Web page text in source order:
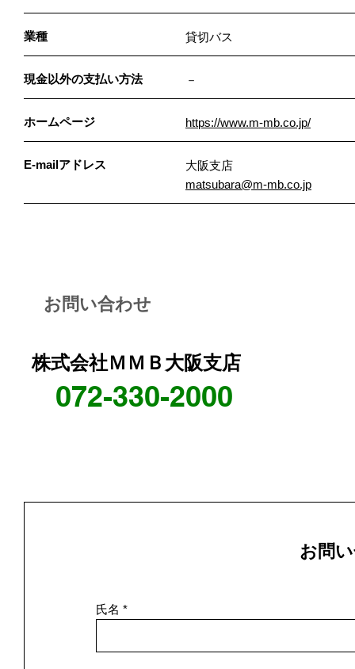
業種 貸切バス
現金以外の支払い方法 －
ホームページ https://www.m-mb.co.jp/
E-mailアドレス
大阪支店
matsubara@m-mb.co.jp
お問い合わせ
株式会社ＭＭＢ大阪支店
072-330-2000
お問
氏名